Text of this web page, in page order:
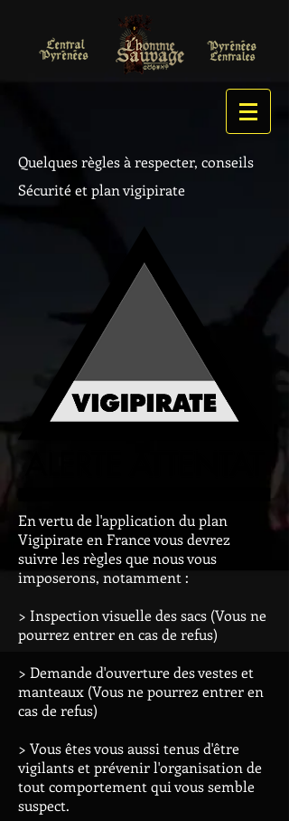
Quelques règles à respecter, conseils
Sécurité et plan vigipirate
En vertu de l'application du plan
Vigipirate en France vous devrez
suivre les règles que nous vous
imposerons, notamment :
> Inspection visuelle des sacs (Vous ne
pourrez entrer en cas de refus)
> Demande d'ouverture des vestes et
manteaux (Vous ne pourrez entrer en
cas de refus)
> Vous êtes vous aussi tenus d'être
vigilants et prévenir l'organisation de
tout comportement qui vous semble
suspect.